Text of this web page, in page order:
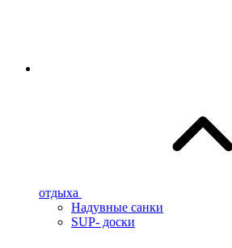
отдыха
Надувные санки
SUP- доски